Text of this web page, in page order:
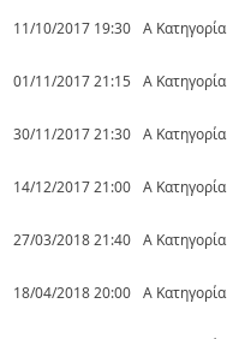
11/10/2017 19:30 Α Κατηγορία
01/11/2017 21:15 Α Κατηγορία
30/11/2017 21:30 Α Κατηγορία
14/12/2017 21:00 Α Κατηγορία
27/03/2018 21:40 Α Κατηγορία
18/04/2018 20:00 Α Κατηγορία